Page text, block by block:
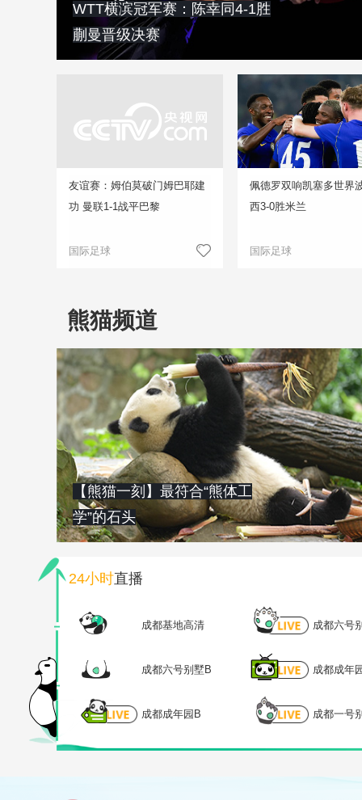
WTT横滨冠军赛：陈幸同4-1胜
蒯曼晋级决赛
友谊赛：姆伯莫破门姆巴耶建
功 曼联1-1战平巴黎
国际足球
佩德罗双响凯塞多世界
西3-0胜米兰
国际足球
熊猫频道
【熊猫一刻】最符合“熊体工
学”的石头
24小时直播
成都基地高清 成都六号
成都六号别墅B 成都成年
成都成年园B 成都一号